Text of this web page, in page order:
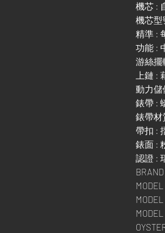
機芯 :
機芯型
精準 :
功能 :
游絲擺
上鏈 :
動力儲
錶帶 :
錶帶材
帶扣 :
錶面 :
認證 :